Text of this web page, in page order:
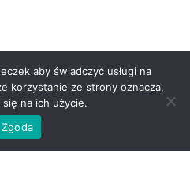
aby świadczyć usługi na
korzystanie ze strony oznacza,
się na ich użycie.
Zgoda